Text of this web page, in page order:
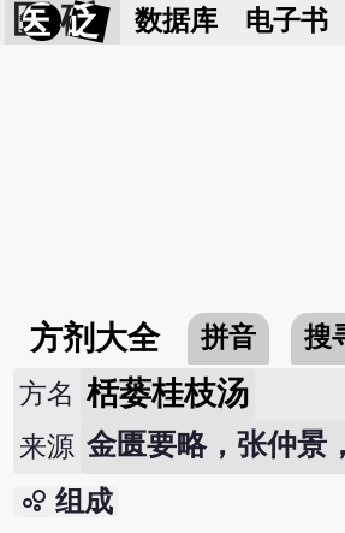
医 砭 数据库 电子书
方剂大全 拼音 搜
方名 栝蒌桂枝汤
来源 金匮要略，张仲景
bubble_chart 组成